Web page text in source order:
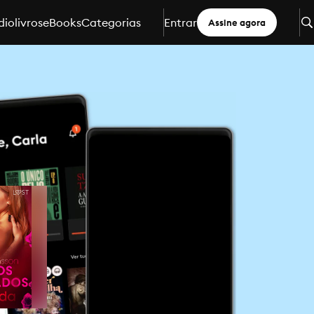
eBooksCategorias Entrar Assine agora